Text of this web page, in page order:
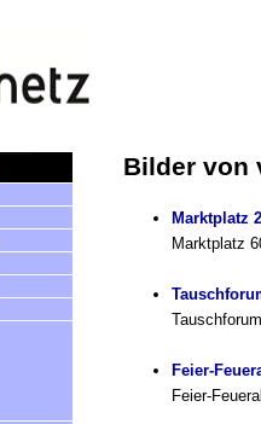
Bilder von
Marktplatz
Marktplatz
Feier-
Feier-